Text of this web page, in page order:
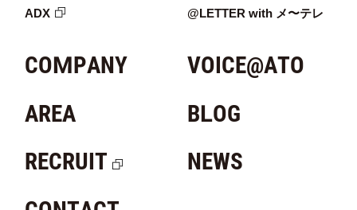
ADX @LETTER with メ〜テレ
COMPANY
AREA
RECRUIT
VOICE@ATO
BLOG
NEWS